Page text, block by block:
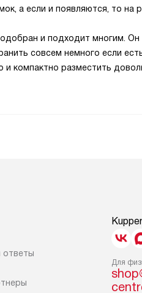
а если и появляются, то на
и подходит многим. Он
совсем немного если
и компактно разместить
ответы
Для